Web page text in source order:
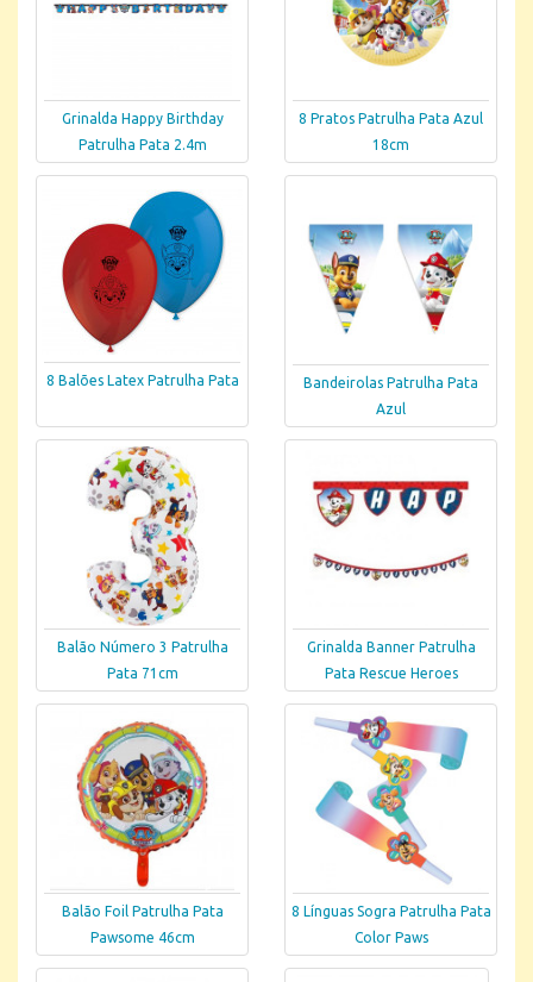
Grinalda Happy Birthday
Patrulha Pata 2.4m
8 Pratos Patrulha Pata Azul
18cm
8 Balões Latex Patrulha Pata
Bandeirolas Patrulha Pata
Azul
Balão Número 3 Patrulha
Pata 71cm
Grinalda Banner Patrulha
Pata Rescue Heroes
Balão Foil Patrulha Pata
Pawsome 46cm
8 Línguas Sogra Patrulha Pata
Color Paws